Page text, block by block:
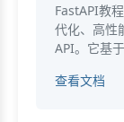
FastAPI教
代化、高性
API。它基
查看文档